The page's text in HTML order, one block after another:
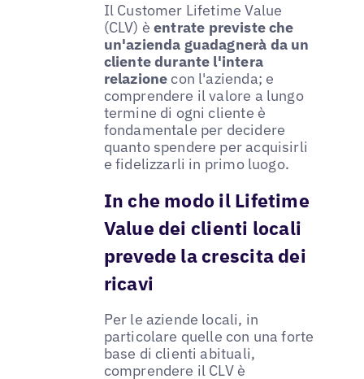
Il Customer Lifetime Value
(CLV) èentrate previste che
un'azienda guadagnerà da un
cliente durante l'intera
relazionecon l'azienda; e
comprendere il valore a lungo
termine di ogni cliente è
fondamentale per decidere
quanto spendere per acquisirli
e fidelizzarli in primo luogo.
In che modo il Lifetime
Value dei clienti locali
prevede la crescita dei
ricavi
Per le aziende locali, in
particolare quelle con una forte
base di clienti abituali,
comprendere il CLV è